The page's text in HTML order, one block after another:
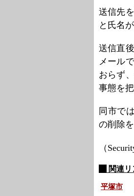
送信先
と氏名
送信直
メール
おらず
事態を把
同市で
の削除
（
関連リ
平塚市